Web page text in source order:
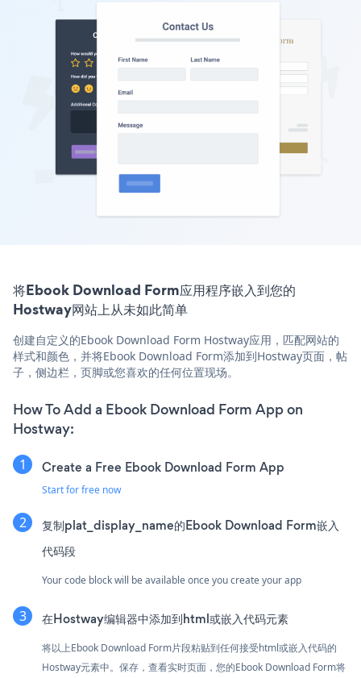
将Ebook Download Form应用程序嵌入到您的
Hostway网站上从未如此简单
创建自定义的Ebook Download Form Hostway应用，匹配网站的
样式和颜色，并将Ebook Download Form添加到Hostway页面，帖
子，侧边栏，页脚或您喜欢的任何位置现场。
How To Add a Ebook Download Form App on
Hostway:
Create a Free Ebook Download Form App
Start for free now
复制plat_display_name的Ebook Download Form嵌入
代码段
Your code block will be available once you create your app
在Hostway编辑器中添加到html或嵌入代码元素
将以上Ebook Download Form片段粘贴到任何接受html或嵌入代码的
Hostway元素中。保存，查看实时页面，您的Ebook Download Form将